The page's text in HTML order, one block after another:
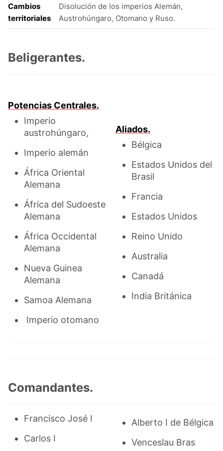
Cambios
territoriales
Disolución de los imperios Alemán,
Austrohúngaro, Otomano y Ruso.
Beligerantes.
Potencias Centrales.
Imperio
austrohúngaro,
Imperio alemán
África Oriental
Alemana
África del Sudoeste
Alemana
África Occidental
Alemana
Nueva Guinea
Alemana
Samoa Alemana
Imperio otomano
Aliados.
Bélgica
Estados Unidos del
Brasil
Francia
Estados Unidos
Reino Unido
Australia
Canadá
India Británica
Comandantes.
Francisco José I
Carlos I
Alberto I de Bélgica
Venceslau Bras